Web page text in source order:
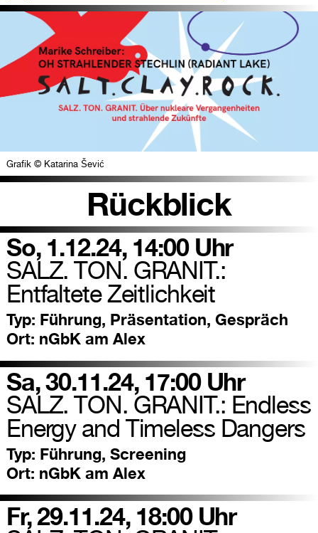
Grafik © Katarina Šević
Rückblick
So, 1.12.24, 14:00 Uhr
SALZ. TON. GRANIT.:
Entfaltete Zeitlichkeit
Typ: Führung, Präsentation, Gespräch
Ort: nGbK am Alex
Sa, 30.11.24, 17:00 Uhr
SALZ. TON. GRANIT.: Endless
Energy and Timeless Dangers
Typ: Führung, Screening
Ort: nGbK am Alex
Fr, 29.11.24, 18:00 Uhr